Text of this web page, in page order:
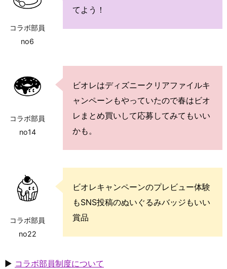
コラボ部員
no6
てよう！
コラボ部員
no14
ビオレはディズニークリアファイルキ
ャンペーンもやっていたので春はビオ
レまとめ買いして応募してみてもいい
かも。
コラボ部員
no22
ビオレキャンペーンのプレビュー体験
もSNS投稿のぬいぐるみバッジもいい
賞品
▶ コラボ部員制度について